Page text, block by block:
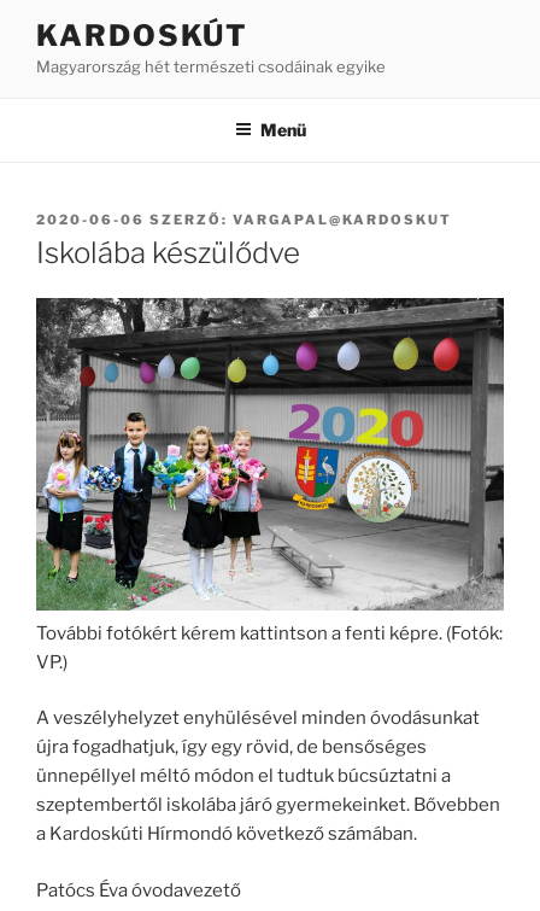
KARDOSKÚT
Magyarország hét természeti csodáinak egyike
Menü
BEKÜLDVE:
2020-06-06 SZERZŐ: VARGAPAL@KARDOSKUT
Iskolába készülődve
További fotókért kérem kattintson a fenti képre. (Fotók:
VP.)
A veszélyhelyzet enyhülésével minden óvodásunkat
újra fogadhatjuk, így egy rövid, de bensőséges
ünnepéllyel méltó módon el tudtuk búcsúztatni a
szeptembertől iskolába járó gyermekeinket. Bővebben
a Kardoskúti Hírmondó következő számában.
Patócs Éva óvodavezető